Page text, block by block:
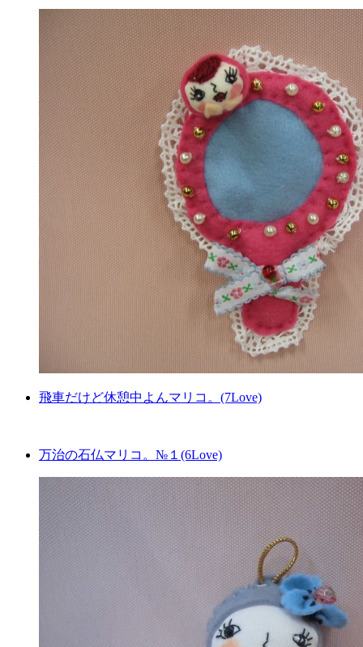
飛車だけど休憩中よんマリコ。(7Love)
万治の石仏マリコ。№１(6Love)